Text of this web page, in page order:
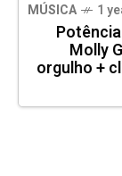
MÚSICA 1
Molly
orgulho +